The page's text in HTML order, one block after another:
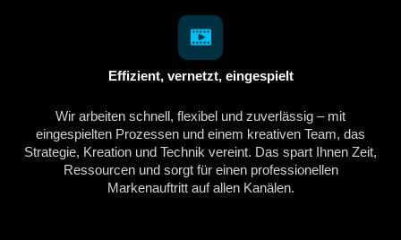
Effizient, vernetzt, eingespielt
Wir arbeiten schnell, flexibel und zuverlässig – mit
eingespielten Prozessen und einem kreativen Team, das
Strategie, Kreation und Technik vereint. Das spart Ihnen Zeit,
Ressourcen und sorgt für einen professionellen
Markenauftritt auf allen Kanälen.